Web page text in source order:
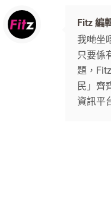
Fitz 編
我哋坐
只要係
題，
民」齊
資訊平